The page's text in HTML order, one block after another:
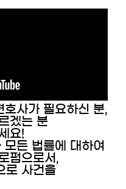
호사가 필요하신 분,
겠는 분
요!
든 법률에 대하여
펌으로서,
로 사건을